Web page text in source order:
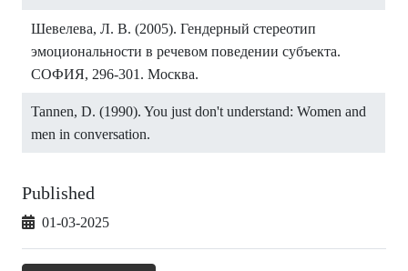
Шевелева, Л. В. (2005). Гендерный стереотип
эмоциональности в речевом поведении субъекта.
СОФИЯ, 296-301. Москва.
Tannen, D. (1990). You just don't understand: Women and
men in conversation.
Published
01-03-2025